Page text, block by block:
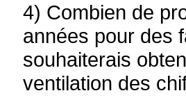
4) Combien de
années pour des
souhaiterais
ventilation des